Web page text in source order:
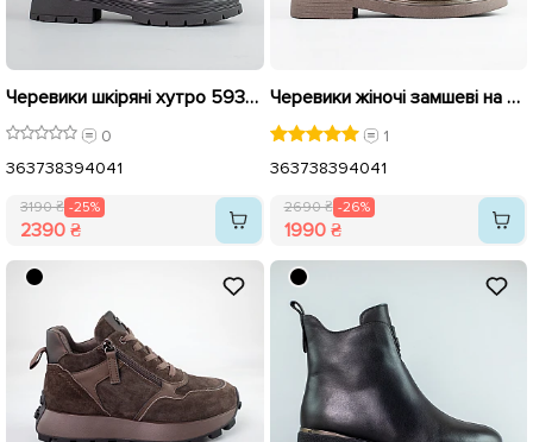
Черевики шкіряні хутро 593473 Чорні розпродаж
0
363738394041
3190 ₴ -25%
2390 ₴
Черевики жіночі замшеві на хутрі 592695 Коричневі розпродаж
1
363738394041
2690 ₴ -26%
1990 ₴